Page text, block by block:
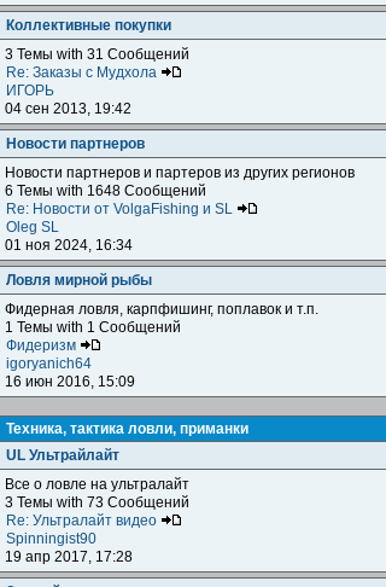
Коллективные покупки
3 Темы with 31 Сообщений
Re: Заказы с Мудхола
ИГОРЬ
04 сен 2013, 19:42
Новости партнеров
Новости партнеров и партеров из других регионов
6 Темы with 1648 Сообщений
Re: Новости от VolgaFishing и SL
Oleg SL
01 ноя 2024, 16:34
Ловля мирной рыбы
Фидерная ловля, карпфишинг, поплавок и т.п.
1 Темы with 1 Сообщений
Фидеризм
igoryanich64
16 июн 2016, 15:09
Техника, тактика ловли, приманки
UL Ультрайлайт
Все о ловле на ультралайт
3 Темы with 73 Сообщений
Re: Ультралайт видео
Spinningist90
19 апр 2017, 17:28